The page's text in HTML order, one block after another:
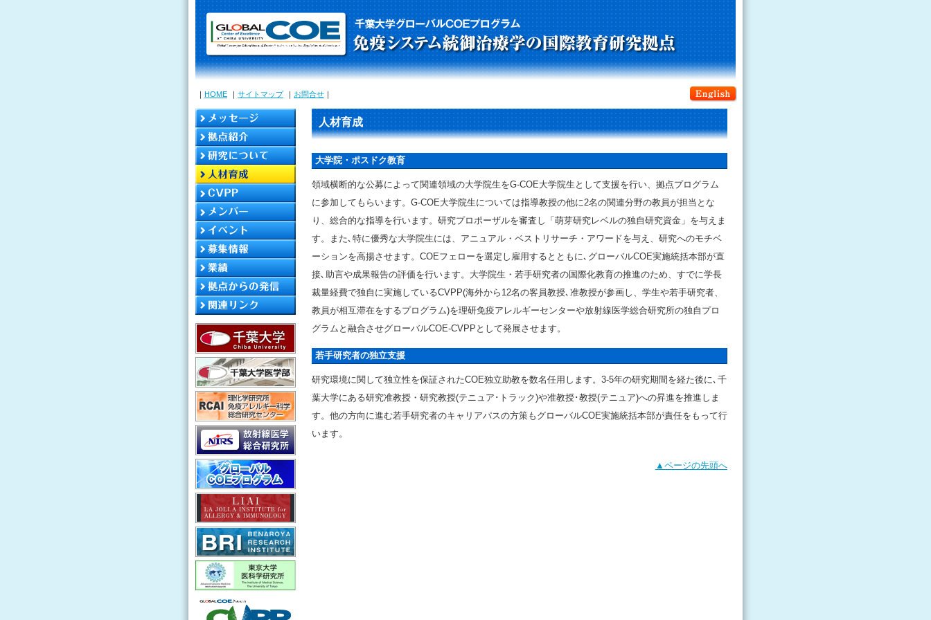
｜ HOME ｜ サイトマップ ｜ お問合せ ｜
人材育成
大学院・ポスドク教育
領域横断的な公募によって関連領域の大学院生をG-COE大学院生として支援を行い、拠点プログラム
に参加してもらいます。G-COE大学院生については指導教授の他に2名の関連分野の教員が担当とな
り、総合的な指導を行います。研究プロポーザルを審査し「萌芽研究レベルの独自研究資金」を与えま
す。また､特に優秀な大学院生には、アニュアル・ベストリサーチ・アワードを与え、研究へのモチベ
ーションを高揚させます。COEフェローを選定し雇用するとともに､グローバルCOE実施統括本部が直
接､助言や成果報告の評価を行います。大学院生・若手研究者の国際化教育の推進のため、すでに学長
裁量経費で独自に実施しているCVPP(海外から12名の客員教授､准教授が参画し、学生や若手研究者、
教員が相互滞在をするプログラム)を理研免疫アレルギーセンターや放射線医学総合研究所の独自プロ
グラムと融合させグローバルCOE-CVPPとして発展させます。
若手研究者の独立支援
研究環境に関して独立性を保証されたCOE独立助教を数名任用します。3-5年の研究期間を経た後に､千
葉大学にある研究准教授・研究教授(テニュア･トラック)や准教授･教授(テニュア)への昇進を推進しま
す。他の方向に進む若手研究者のキャリアパスの方策もグローバルCOE実施統括本部が責任をもって行
います。
▲ページの先頭へ